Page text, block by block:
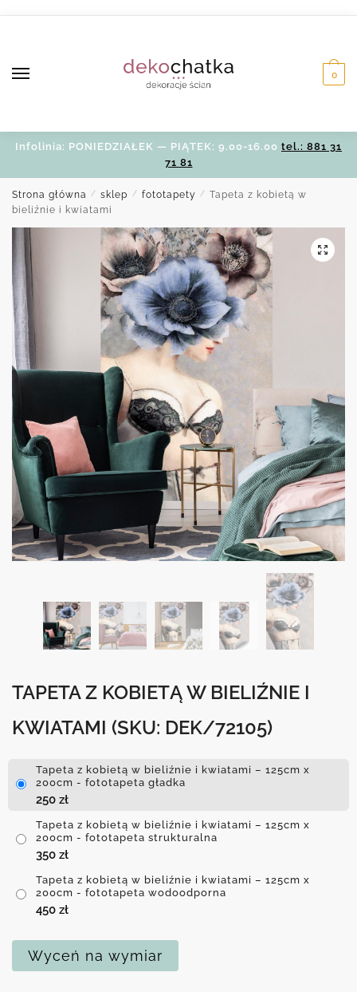
0
Infolinia: PONIEDZIAŁEK — PIĄTEK: 9.00-16.00 tel.: 881 31
71 81
Strona główna / sklep / fototapety / Tapeta z kobietą w
bieliźnie i kwiatami
TAPETA Z KOBIETĄ W BIELIŹNIE I
KWIATAMI (SKU: DEK/72105)
Tapeta z kobietą w bieliźnie i kwiatami – 125cm x
200cm - fototapeta gładka
250 zł
Tapeta z kobietą w bieliźnie i kwiatami – 125cm x
200cm - fototapeta strukturalna
350 zł
Tapeta z kobietą w bieliźnie i kwiatami – 125cm x
200cm - fototapeta wodoodporna
450 zł
Wyceń na wymiar